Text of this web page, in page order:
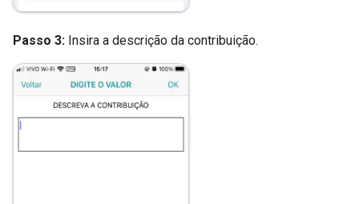
Passo 3: Insira a descrição da contribuição.